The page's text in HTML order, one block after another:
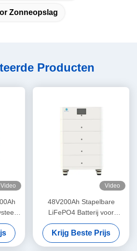
Zonneopslag
Producten
Video Video
48V200Ah Stapelbare
LiFePO4 Batterij voor
Zonne-energiesysteem met
RS485/CAN Communicatie
en LCD Indicatoren
Krijg Beste Prijs